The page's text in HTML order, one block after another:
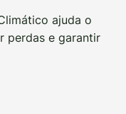
ajuda o
perdas e garantir